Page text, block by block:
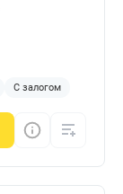
С залогом